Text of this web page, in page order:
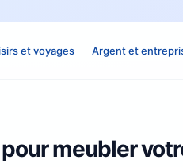
et voyages Argent et
meubler